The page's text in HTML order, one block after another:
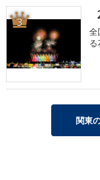
3
全
る
関東